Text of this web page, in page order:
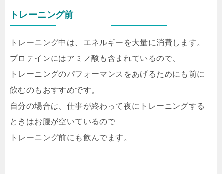
トレーニング前
トレーニング中は、エネルギーを大量に消費します。
プロテインにはアミノ酸も含まれているので、
トレーニングのパフォーマンスをあげるためにも前に
飲むのもおすすめです。
自分の場合は、仕事が終わって夜にトレーニングする
ときはお腹が空いているので
トレーニング前にも飲んでます。